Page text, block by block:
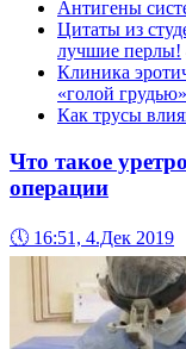
Антигены
Цитаты из
лучшие перлы!
Клиника
«голой
Как трусы
Что такое
операции
🕔 16:51, 4.Дек 2019